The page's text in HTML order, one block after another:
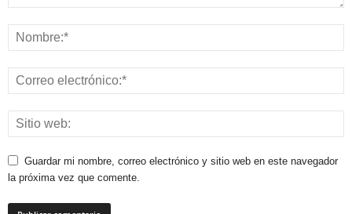
Guardar mi nombre, correo electrónico y sitio web en este navegador
la próxima vez que comente.